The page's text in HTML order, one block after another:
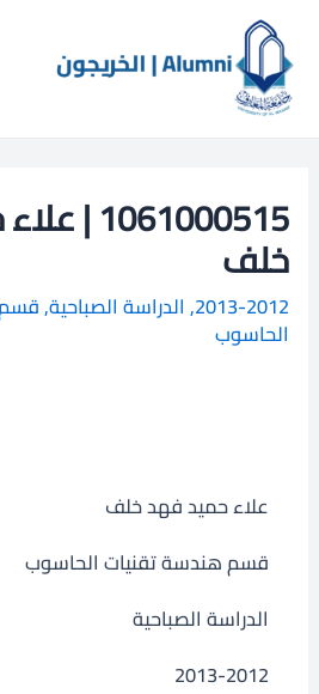
المحتوى
خلف
2013-2012
, الدراسة الصباحية,
الحاسوب
علاء حميد فهد خلف
قسم هندسة تقنيات الحاسوب
الدراسة الصباحية
2013-2012